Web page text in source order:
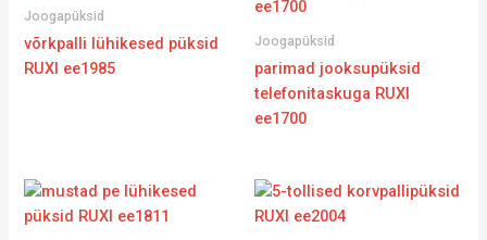
Joogapüksid
võrkpalli lühikesed püksid
RUXI ee1985
Joogapüksid
parimad jooksupüksid
telefonitaskuga RUXI
ee1700